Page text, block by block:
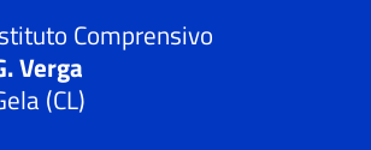
Comprensivo
Verga
(CL)